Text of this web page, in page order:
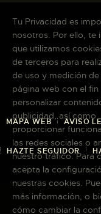
MAPA WEB AVISO
HAZTE SEGUIDOR
Copyright ©
Tu Privacidad es
nosotros. Por ello, te
que utilizamos
de terceros para
de uso y medición de
página web con el fin
personalizar
publicidad, así como
proporcionar
las redes sociales o
nuestro tráfico. Para
acepta la
nuestras cookies.
más información, o
cómo cambiar la